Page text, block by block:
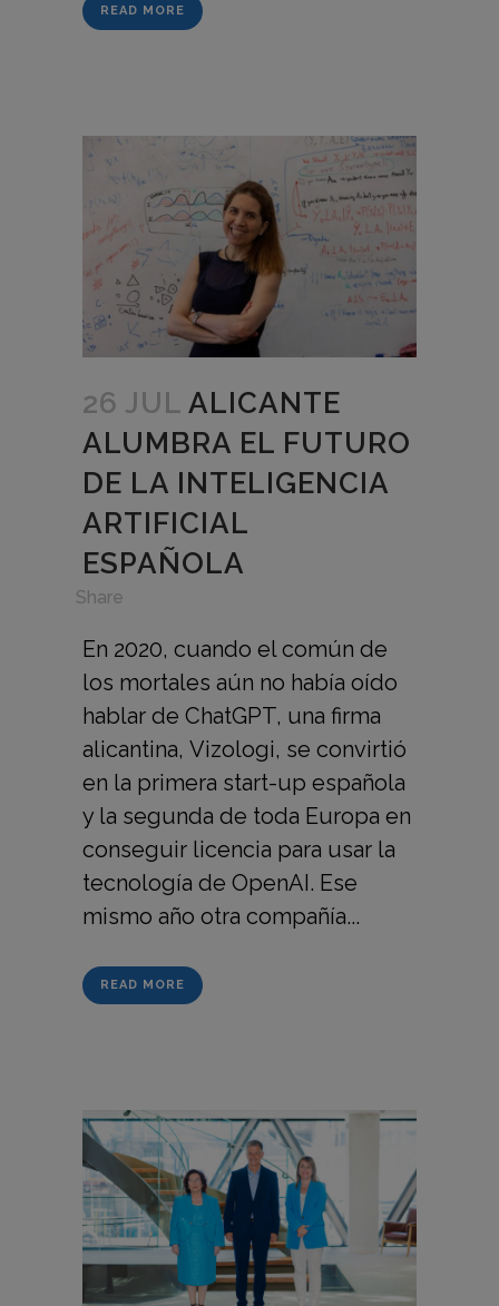
READ MORE
26 JUL ALICANTE
ALUMBRA EL FUTURO
DE LA INTELIGENCIA
ARTIFICIAL
ESPAÑOLA
Share
En 2020, cuando el común de
los mortales aún no había oído
hablar de ChatGPT, una firma
alicantina, Vizologi, se convirtió
en la primera start-up española
y la segunda de toda Europa en
conseguir licencia para usar la
tecnología de OpenAI. Ese
mismo año otra compañía...
READ MORE